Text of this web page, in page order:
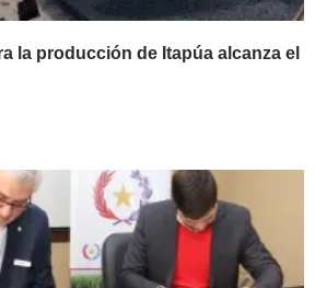
la producción de Itapúa alcanza el